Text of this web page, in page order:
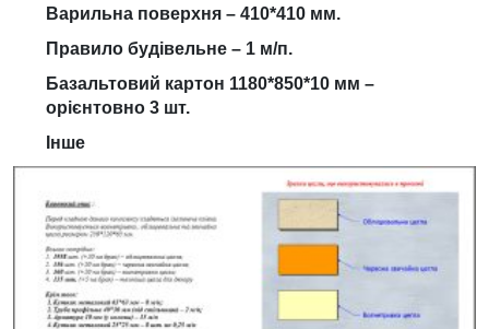
Варильна поверхня – 410*410 мм.
Правило будівельне – 1 м/п.
Базальтовий картон 1180*850*10 мм –
орієнтовно 3 шт.
Інше